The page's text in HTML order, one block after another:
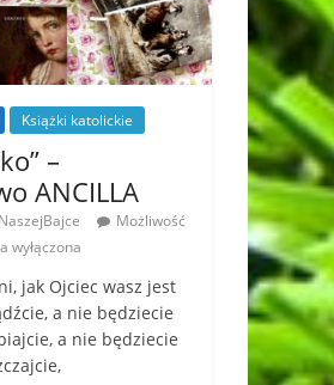
Książki katolickie
–
ANCILLA
Możliwość
wyłączona
jak Ojciec wasz jest
a nie będziecie
a nie będziecie